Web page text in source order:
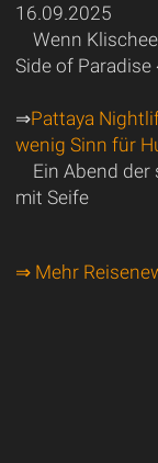
16.09.2025
Wenn
Side of Paradise
⇒Pattaya
wenig Sinn für
Ein Abend
mit Seife
⇒ Mehr